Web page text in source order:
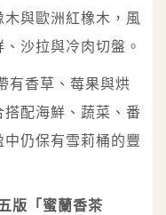
木與歐洲紅橡木，風
沙拉與冷肉切盤。
有香草、莓果與烘
配海鮮、蔬菜、番
仍保有雪莉桶的豐
版「蜜蘭香茶